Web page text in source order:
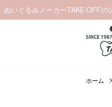
ぬいぐるみメーカーTAKE OFF
ホーム